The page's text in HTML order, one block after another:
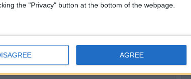
the "Privacy" button at the bottom of the webpage.
AGREE
#4